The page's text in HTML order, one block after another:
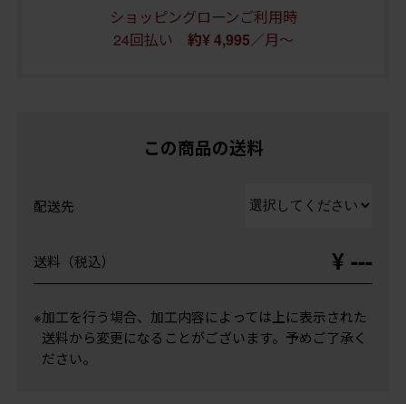
ショッピングローンご利用時
24回払い 約¥ 4,995／月～
この商品の送料
配送先
送料（税込） ¥ ---
※加工を行う場合、加工内容によっては上に表示された
送料から変更になることがございます。予めご了承く
ださい。